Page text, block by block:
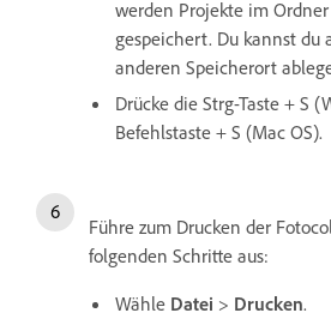
werden Projekte im Ordner
gespeichert. Du kannst du
anderen Speicherort
Drücke die Strg-Taste + S
Befehlstaste + S (Mac OS).
Führe zum Drucken der
folgenden Schritte aus:
Wähle Datei > Drucken.